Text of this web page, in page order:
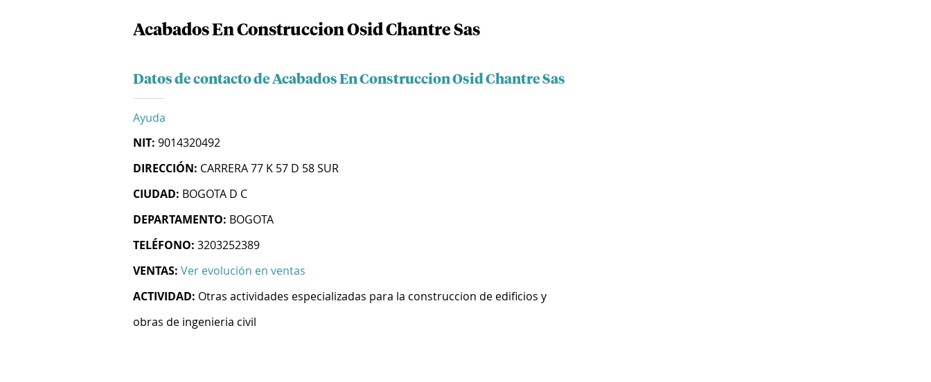
Acabados En Construccion Osid Chantre Sas
Datos de contacto de Acabados En Construccion Osid Chantre Sas
Ayuda
NIT: 9014320492
DIRECCIÓN: CARRERA 77 K 57 D 58 SUR
CIUDAD: BOGOTA D C
DEPARTAMENTO: BOGOTA
TELÉFONO: 3203252389
VENTAS: Ver evolución en ventas
ACTIVIDAD: Otras actividades especializadas para la construccion de edificios y
obras de ingenieria civil